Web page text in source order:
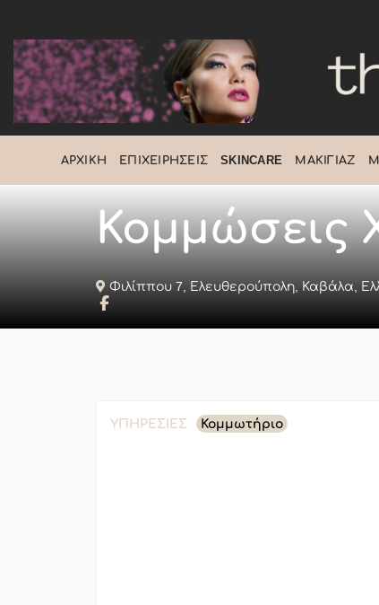
περιεχόμενο
ΑΡΧΙΚΉ ΕΠΙΧΕΙΡΉΣΕΙΣ SKINCARE ΜΑΚΙΓΙΆΖ
Κομμώσεις
Φιλίππου 7, Ελευθερούπολη, Καβάλα,
ΥΠΗΡΕΣΊΕΣ Κομμωτήριο